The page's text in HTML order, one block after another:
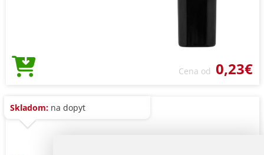
Cena od 0,23€
Skladom: na dopyt